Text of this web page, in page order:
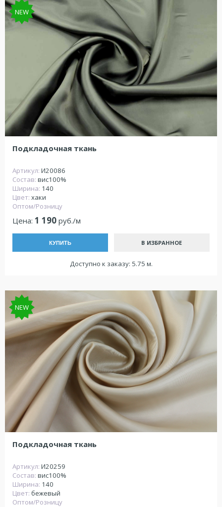
NEW
Подкладочная ткань
Артикул: И20086
Состав: вис100%
Ширина: 140
Цвет: хаки
Оптом/Розницу
Цена: 1 190 руб./м
КУПИТЬ В ИЗБРАННОЕ
Доступно к заказу: 5.75 м.
NEW
Подкладочная ткань
Артикул: И20259
Состав: вис100%
Ширина: 140
Цвет: бежевый
Оптом/Розницу